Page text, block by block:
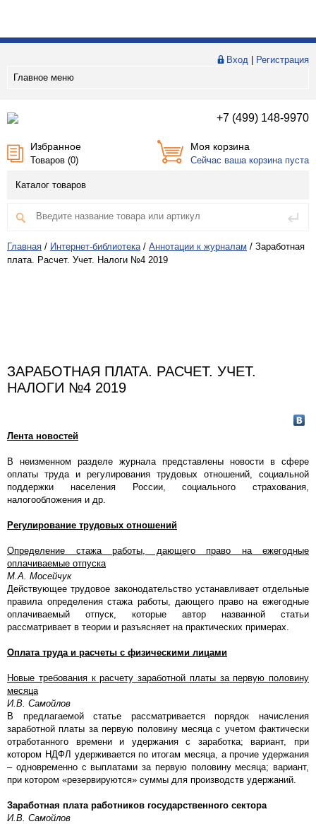
Вход
Регистрация
Главное меню
+7 (499) 148-9970
Избранное
Товаров (0)
Моя корзина
Сейчас ваша корзина пуста
Каталог товаров
Главная / Интернет-библиотека / Аннотации к журналам / Заработная
плата. Расчет. Учет. Налоги №4 2019
ЗАРАБОТНАЯ ПЛАТА. РАСЧЕТ. УЧЕТ.
НАЛОГИ №4 2019
Лента новостей
В неизменном разделе журнала представлены новости в сфере
оплаты труда и регулирования трудовых отношений, социальной
поддержки населения России, социального страхования,
налогообложения и др.
Регулирование трудовых отношений
Определение стажа работы, дающего право на ежегодные
оплачиваемые отпуска
М.А. Мосейчук
Действующее трудовое законодательство устанавливает отдельные
правила определения стажа работы, дающего право на ежегодные
оплачиваемый отпуск, которые автор названной статьи
рассматривает в теории и разъясняет на практических примерах.
Оплата труда и расчеты с физическими лицами
Новые требования к расчету заработной платы за первую половину
месяца
И.В. Самойлов
В предлагаемой статье рассматривается порядок начисления
заработной платы за первую половину месяца с учетом фактически
отработанного времени и удержания с заработка; вариант, при
котором НДФЛ удерживается по итогам месяца, а прочие удержания
– одновременно с выплатами за первую половину месяца; вариант,
при котором «резервируются» суммы для производств удержаний.
Заработная плата работников государственного сектора
И.В. Самойлов